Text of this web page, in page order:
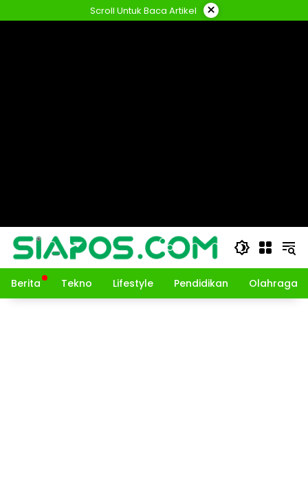
ke
Scroll Untuk Baca Artikel ×
Berita Tekno Lifestyle Pendidikan Olahraga